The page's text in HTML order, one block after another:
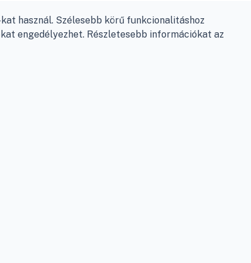
Fizetés
használ. Szélesebb körű funkcionalitáshoz
engedélyezhet. Részletesebb információkat az